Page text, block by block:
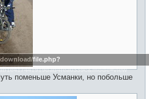
file.php?
поменьше Усманки, но побольше